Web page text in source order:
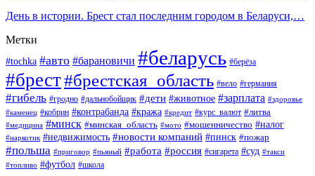
День в истории. Брест стал последним городом в Беларуси,…
Метки
#tochka #авто #барановичи #беларусь #берёза
#брест#брестская_область #вело #германия
#гибель #гродно #дальнобойщик #дети #животное #зарплата #здоровье
#каменец #кобрин #контрабанда #кража #кредит #курс_валют #литва
#медицина #минск #минская_область #мото #мошенничество #налог
#наркотик #недвижимость #новости компаний #пинск #пожар
#польша #приговор #пьяный #работа #россия #сигарета #суд #такси
#топливо #футбол #школа